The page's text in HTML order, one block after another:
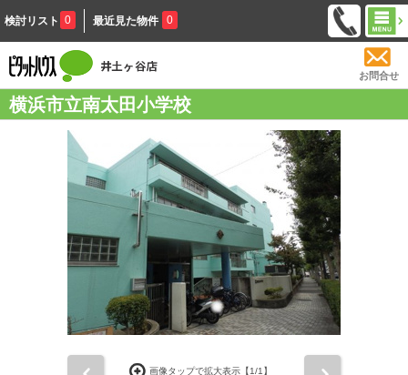
検討リスト 0 最近見た物件 0
お問合せ
横浜市立南太田小学校
画像タップで拡大表示【1/1】